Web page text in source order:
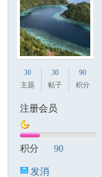
国
30
主题
30
帖子
90
积分
注册会员
积分 90
发消